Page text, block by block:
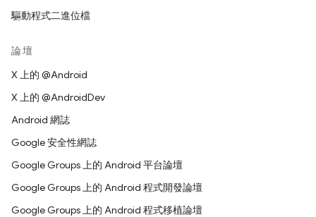
驅動程式二進位檔
論壇
X 上的 @Android
X 上的 @AndroidDev
Android 網誌
Google 安全性網誌
Google Groups 上的 Android 平台論壇
Google Groups 上的 Android 程式開發論壇
Google Groups 上的 Android 程式移植論壇